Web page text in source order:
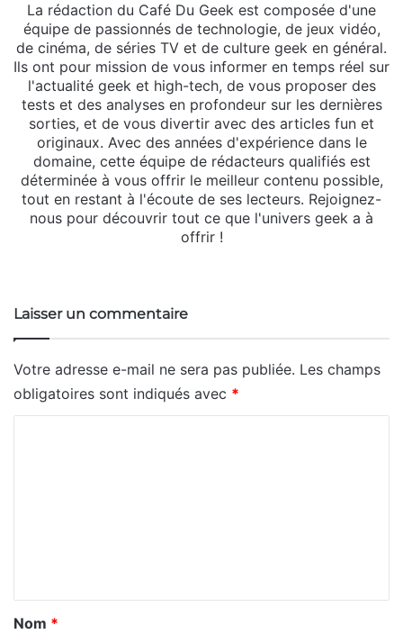
La rédaction du Café Du Geek est composée d'une
équipe de passionnés de technologie, de jeux vidéo,
de cinéma, de séries TV et de culture geek en général.
Ils ont pour mission de vous informer en temps réel sur
l'actualité geek et high-tech, de vous proposer des
tests et des analyses en profondeur sur les dernières
sorties, et de vous divertir avec des articles fun et
originaux. Avec des années d'expérience dans le
domaine, cette équipe de rédacteurs qualifiés est
déterminée à vous offrir le meilleur contenu possible,
tout en restant à l'écoute de ses lecteurs. Rejoignez-
nous pour découvrir tout ce que l'univers geek a à
offrir !
Laisser un commentaire
Votre adresse e-mail ne sera pas publiée. Les champs
obligatoires sont indiqués avec *
a
Nom *